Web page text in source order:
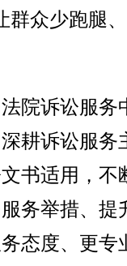
群众少跑腿
院诉讼服务
耕诉讼服务
书适用，不
务举措、提
态度、更专